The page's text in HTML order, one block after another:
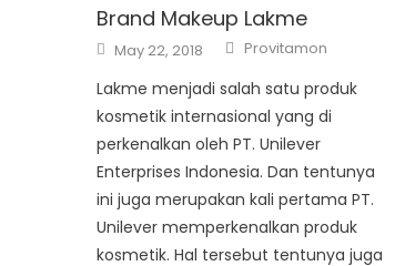
Brand Makeup Lakme
Posted
on
May 22, 2018 Author
Provitamon
Lakme menjadi salah satu produk
kosmetik internasional yang di
perkenalkan oleh PT. Unilever
Enterprises Indonesia. Dan tentunya
ini juga merupakan kali pertama PT.
Unilever memperkenalkan produk
kosmetik. Hal tersebut tentunya juga